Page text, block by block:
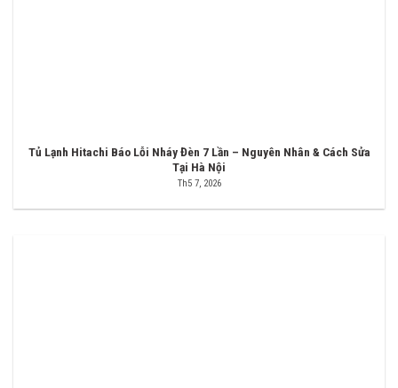
Tủ Lạnh Hitachi Báo Lỗi Nháy Đèn 7 Lần – Nguyên Nhân & Cách Sửa
Tại Hà Nội
Th5 7, 2026